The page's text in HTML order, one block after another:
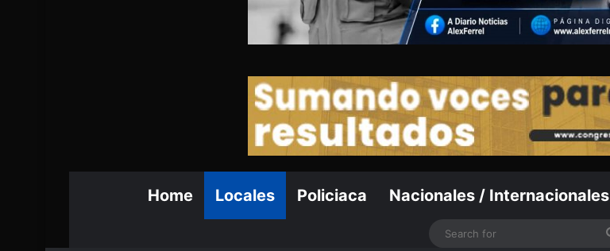
Home Locales Policiaca Nacionales / Internacionales